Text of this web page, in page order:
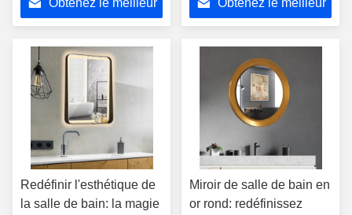
Diverse Application
Scenarios
Obtenez le meilleur
spatialeObtenez le meilleur
Redéfinir l'esthétique de
la salle de bain: la magie
Miroir de salle de bain en
or rond: redéfinissez